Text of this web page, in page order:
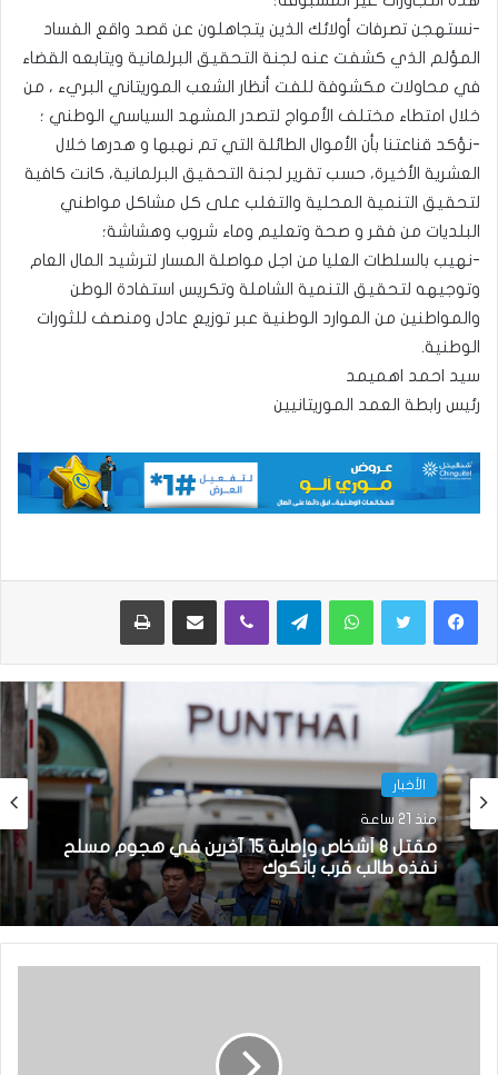
-نستهجن تصرفات أولائك الذين يتجاهلون عن قصد واقع الفساد
المؤلم الذي كشفت عنه لجنة التحقيق البرلمانية ويتابعه القضاء
في محاولات مكشوفة للفت أنظار الشعب الموريتاني البريء ، من
خلال امتطاء مختلف الأمواج لتصدر المشهد السياسي الوطني ؛
-نؤكد قناعتنا بأن الأموال الطائلة التي تم نهبها و هدرها خلال
العشرية الأخيرة، حسب تقرير لجنة التحقيق البرلمانية، كانت كافية
لتحقيق التنمية المحلية والتغلب على كل مشاكل مواطني
البلديات من فقر و صحة وتعليم وماء شروب وهشاشة؛
-نهيب بالسلطات العليا من اجل مواصلة المسار لترشيد المال العام
وتوجيهه لتحقيق التنمية الشاملة وتكريس استفادة الوطن
والمواطنين من الموارد الوطنية عبر توزيع عادل ومنصف للثورات
الوطنية.
سيد احمد اهميمد
رئيس رابطة العمد الموريتانيين
واتساب تيلقرام ڤايبر مشاركة عبر البريد طباعة
الأخبار
منذ 21 ساعة
مقتل 8 أشخاص وإصابة 15 آخرين في هجوم مسلح
نفذه طالب قرب بانكوك